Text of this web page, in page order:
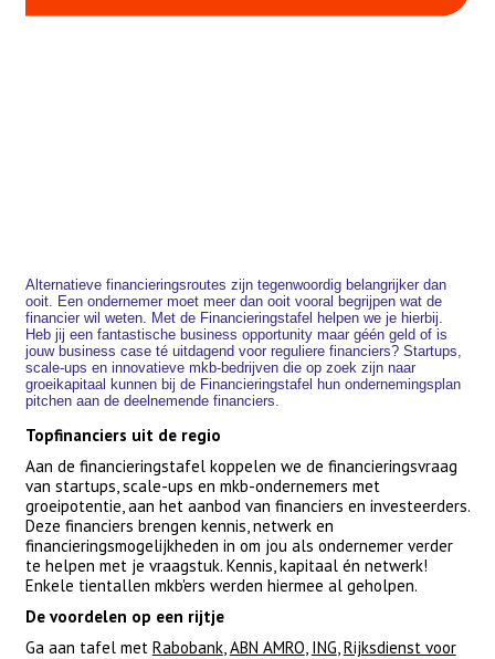
Alternatieve financieringsroutes zijn tegenwoordig belangrijker dan
ooit. Een ondernemer moet meer dan ooit vooral begrijpen wat de
financier wil weten. Met de Financieringstafel helpen we je hierbij.
Heb jij een fantastische business opportunity maar géén geld of is
jouw business case té uitdagend voor reguliere financiers? Startups,
scale-ups en innovatieve mkb-bedrijven die op zoek zijn naar
groeikapitaal kunnen bij de Financieringstafel hun ondernemingsplan
pitchen aan de deelnemende financiers.
Topfinanciers uit de regio
Aan de financieringstafel koppelen we de financieringsvraag
van startups, scale-ups en mkb-ondernemers met
groeipotentie, aan het aanbod van financiers en investeerders.
Deze financiers brengen kennis, netwerk en
financieringsmogelijkheden in om jou als ondernemer verder
te helpen met je vraagstuk. Kennis, kapitaal én netwerk!
Enkele tientallen mkb'ers werden hiermee al geholpen.
De voordelen op een rijtje
Ga aan tafel met Rabobank, ABN AMRO ING Rijksdienst voor